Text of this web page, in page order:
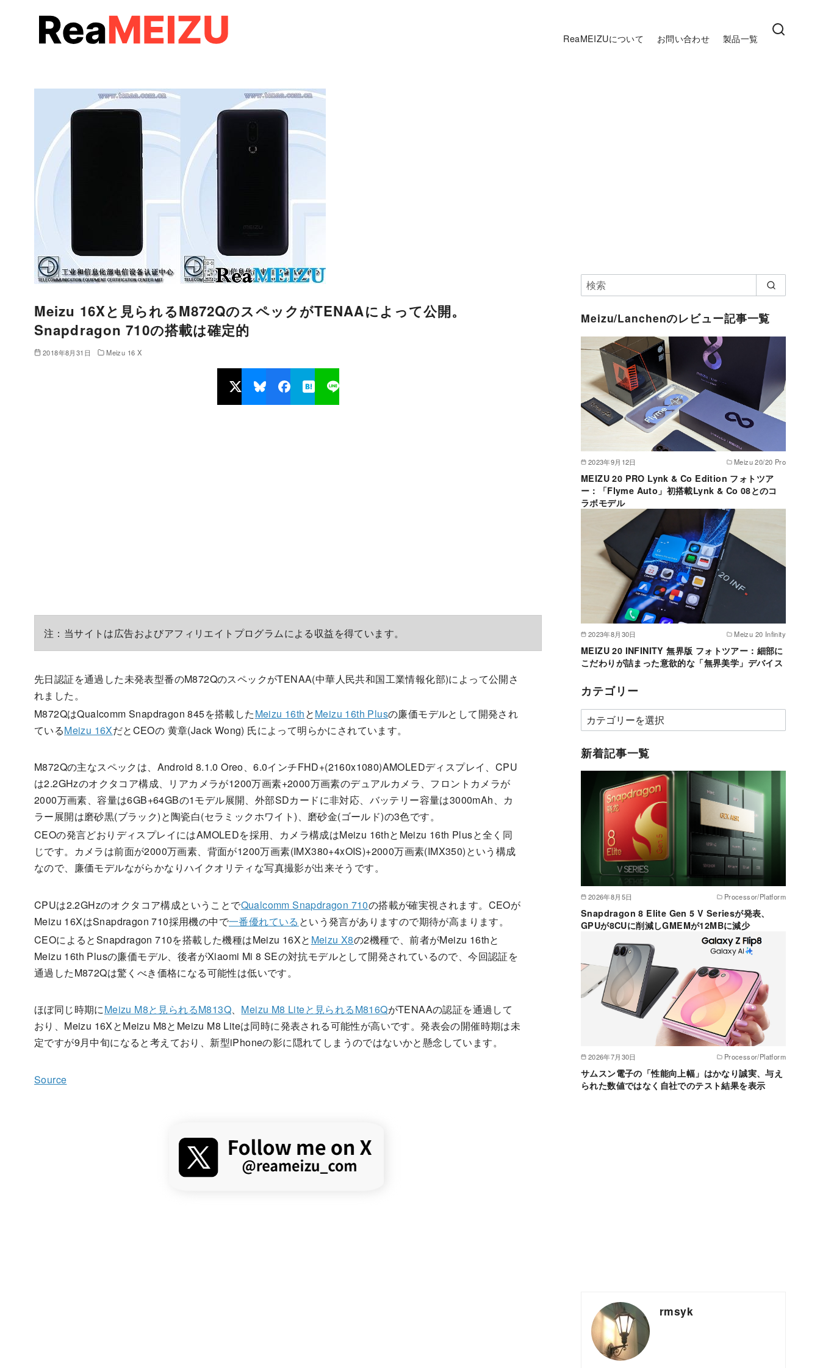
ReaMEIZUについて お問い合わせ 製品一覧
Meizu 16Xと見られるM872QのスペックがTENAAによって公開。
Snapdragon 710の搭載は確定的
2018年8月31日 Meizu 16 X
注：当サイトは広告およびアフィリエイトプログラムによる収益を得ています。
先日認証を通過した未発表型番のM872QのスペックがTENAA(中華人民共和国工業情報化部)によって公開さ
れました。
M872QはQualcomm Snapdragon 845を搭載したMeizu 16thとMeizu 16th Plusの廉価モデルとして開発され
ているMeizu 16XだとCEOの 黄章(Jack Wong) 氏によって明らかにされています。
M872Qの主なスペックは、Android 8.1.0 Oreo、6.0インチFHD+(2160x1080)AMOLEDディスプレイ、CPU
は2.2GHzのオクタコア構成、リアカメラが1200万画素+2000万画素のデュアルカメラ、フロントカメラが
2000万画素、容量は6GB+64GBの1モデル展開、外部SDカードに非対応、バッテリー容量は3000mAh、カ
ラー展開は磨砂黒(ブラック)と陶瓷白(セラミックホワイト)、磨砂金(ゴールド)の3色です。
CEOの発言どおりディスプレイにはAMOLEDを採用、カメラ構成はMeizu 16thとMeizu 16th Plusと全く同
じです。カメラは前面が2000万画素、背面が1200万画素(IMX380+4xOIS)+2000万画素(IMX350)という構成
なので、廉価モデルながらかなりハイクオリティな写真撮影が出来そうです。
CPUは2.2GHzのオクタコア構成ということでQualcomm Snapdragon 710の搭載が確実視されます。CEOが
Meizu 16XはSnapdragon 710採用機の中で一番優れている という発言がありますので期待が高まります。
CEOによるとSnapdragon 710を搭載した機種はMeizu 16Xと Meizu X8の2機種で、前者がMeizu 16thと
Meizu 16th Plusの廉価モデル、後者がXiaomi Mi 8 SEの対抗モデルとして開発されているので、今回認証を
通過したM872Qは驚くべき価格になる可能性は低いです。
ほぼ同じ時期にMeizu M8と見られるM813Q、 Meizu M8 Liteと見られるM816QがTENAAの認証を通過して
おり、Meizu 16XとMeizu M8とMeizu M8 Liteは同時に発表される可能性が高いです。発表会の開催時期は未
定ですが9月中旬になると考えており、新型iPhoneの影に隠れてしまうのではないかと懸念しています。
Source
Meizu/Lanchenのレビュー記事一覧
2023年9月12日 Meizu 20/20 Pro
MEIZU 20 PRO Lynk & Co Edition フォトツア
ー：「Flyme Auto」初搭載Lynk & Co 08とのコ
ラボモデル
2023年8月30日 Meizu 20 Infinity
MEIZU 20 INFINITY 無界版 フォトツアー：細部に
こだわりが詰まった意欲的な「無界美学」デバイス
カテゴリー
カ
テ
ゴ
新着記事一覧
2026年8月5日 Processor/Platform
Snapdragon 8 Elite Gen 5 V Seriesが発表、
GPUが8CUに削減しGMEMが12MBに減少
2026年7月30日 Processor/Platform
サムスン電子の「性能向上幅」はかなり誠実、与え
られた数値ではなく自社でのテスト結果を表示
rmsyk